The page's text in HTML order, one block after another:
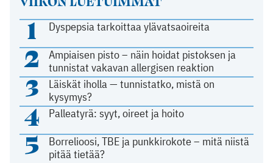
1 Dyspepsia tarkoittaa ylävatsaoireita
2
Ampiaisen pisto – näin hoidat pistoksen ja
tunnistat vakavan allergisen reaktion
3
Läiskät iholla — tunnistatko, mistä on
kysymys?
4 Palleatyrä: syyt, oireet ja hoito
5
Borrelioosi, TBE ja punkkirokote – mitä niistä
pitää tietää?